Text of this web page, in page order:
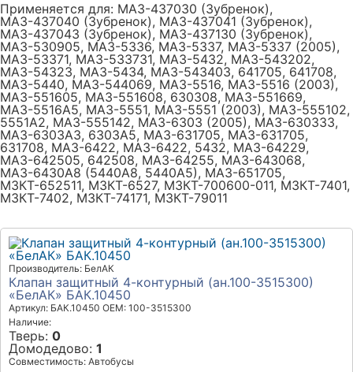
Применяется для: МАЗ-437030 (Зубренок),
МАЗ-437040 (Зубренок), МАЗ-437041 (Зубренок),
МАЗ-437043 (Зубренок), МАЗ-437130 (Зубренок),
МАЗ-530905, МАЗ-5336, МАЗ-5337, МАЗ-5337 (2005),
МАЗ-53371, МАЗ-533731, МАЗ-5432, МАЗ-543202,
МАЗ-54323, МАЗ-5434, МАЗ-543403, 641705, 641708,
МАЗ-5440, МАЗ-544069, МАЗ-5516, МАЗ-5516 (2003),
МАЗ-551605, МАЗ-551608, 630308, МАЗ-551669,
МАЗ-5516А5, МАЗ-5551, МАЗ-5551 (2003), МАЗ-555102,
5551А2, МАЗ-555142, МАЗ-6303 (2005), МАЗ-630333,
МАЗ-6303A3, 6303A5, МАЗ-631705, МАЗ-631705,
631708, МАЗ-6422, МАЗ-6422, 5432, МАЗ-64229,
МАЗ-642505, 642508, МАЗ-64255, МАЗ-643068,
МАЗ-6430A8 (5440A8, 5440A5), МАЗ-651705,
МЗКТ-652511, МЗКТ-6527, МЗКТ-700600-011, МЗКТ-7401,
МЗКТ-7402, МЗКТ-74171, МЗКТ-79011
Производитель: БелАК
Клапан защитный 4-контурный (ан.100-3515300)
«БелАК» БАК.10450
Артикул: БАК.10450 OEM: 100-3515300
Наличие:
Тверь: 0
Домодедово: 1
Совместимость: Автобусы